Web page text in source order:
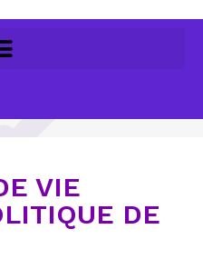
VIE
DE